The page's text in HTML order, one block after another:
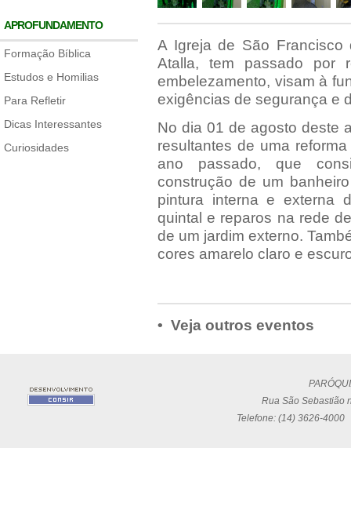
APROFUNDAMENTO
Formação Bíblica
Estudos e Homilias
Para Refletir
Dicas Interessantes
Curiosidades
A Igreja de São Francisco
Atalla, tem passado por
embelezamento, visam à
exigências de segurança e
No dia 01 de agosto deste
resultantes de uma
ano passado, que
construção de um
pintura interna e externa
quintal e reparos na rede
de um jardim externo.
cores amarelo claro e
• Veja outros eventos
Rua São Sebastião
Telefone: (14) 3626-